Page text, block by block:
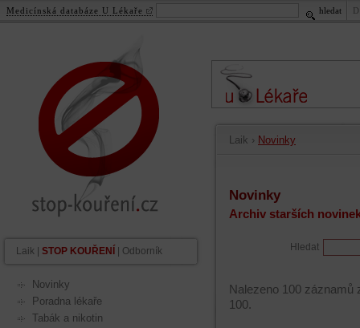
stop-kouření.cz
Laik STOP KOUŘENÍ Odborník
Novinky
Poradna lékaře
Tabák a nikotin
Laik › Novinky
Novinky
Archiv starších
Hledat
Nalezeno 100
100.
Medicínská databáze U Lékaře hledat